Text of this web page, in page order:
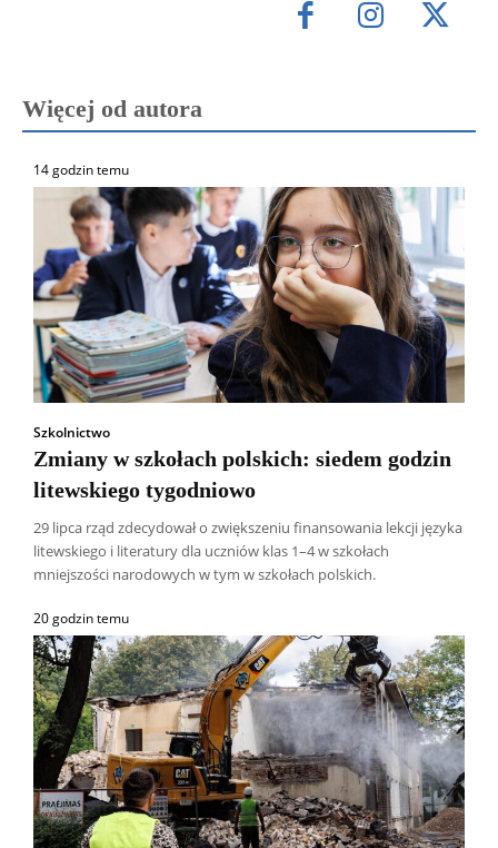
Więcej od autora
14 godzin temu
Szkolnictwo
Zmiany w szkołach polskich: siedem godzin
litewskiego tygodniowo
29 lipca rząd zdecydował o zwiększeniu finansowania lekcji języka
litewskiego i literatury dla uczniów klas 1–4 w szkołach
mniejszości narodowych w tym w szkołach polskich.
20 godzin temu